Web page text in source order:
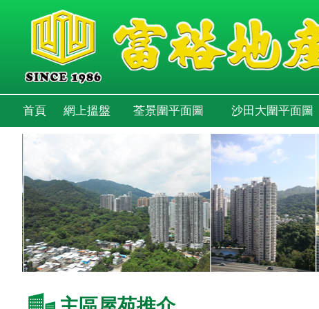
首頁 網上搵盤 荃景圍平面圖 沙田大圍平面圖